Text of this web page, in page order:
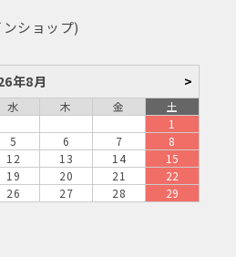
ショップ)
年8月 >
水 木 金
土
1
5 6 7
8
12 13 14
15
19 20 21
22
26 27 28
29